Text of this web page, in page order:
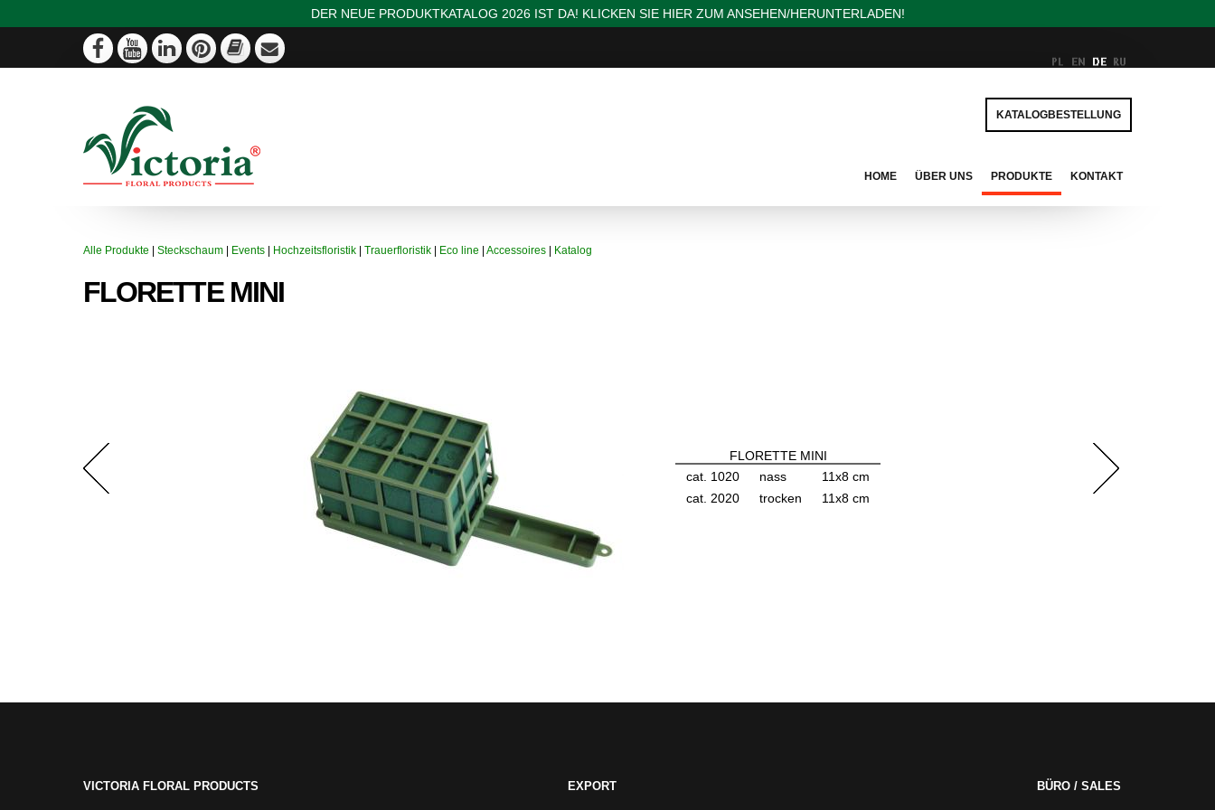
DER NEUE PRODUKTKATALOG 2026 IST DA! KLICKEN SIE HIER ZUM ANSEHEN/HERUNTERLADEN!
KATALOGBESTELLUNG
HOME ÜBER UNS PRODUKTE KONTAKT
Alle Produkte Steckschaum Events Hochzeitsfloristik Trauerfloristik Eco line Accessoires Katalog
FLORETTE MINI
FLORETTE MINI
cat. 1020
nass
11x8 cm
cat. 2020
trocken 11x8 cm
VICTORIA FLORAL PRODUCTS EXPORT BÜRO / SALES